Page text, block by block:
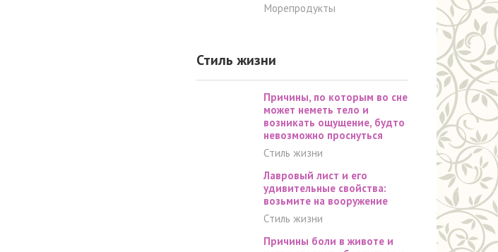
Морепродукты
Стиль жизни
Причины, по которым во сне
может неметь тело и
возникать ощущение, будто
невозможно проснуться
Стиль жизни
Лавровый лист и его
удивительные свойства:
возьмите на вооружение
Стиль жизни
Причины боли в животе и